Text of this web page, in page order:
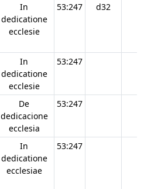
In
dedicatione
ecclesie
53:247 d32
In
dedicatione
ecclesie
53:247
De
dedicacione
ecclesia
53:247
In
dedicatione
ecclesiae
53:247